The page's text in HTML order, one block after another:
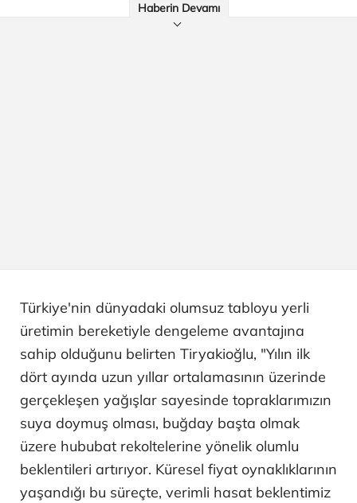
Haberin Devamı
Türkiye'nin dünyadaki olumsuz tabloyu yerli
üretimin bereketiyle dengeleme avantajına
sahip olduğunu belirten Tiryakioğlu, "Yılın ilk
dört ayında uzun yıllar ortalamasının üzerinde
gerçekleşen yağışlar sayesinde topraklarımızın
suya doymuş olması, buğday başta olmak
üzere hububat rekoltelerine yönelik olumlu
beklentileri artırıyor. Küresel fiyat oynaklıklarının
yaşandığı bu süreçte, verimli hasat beklentimiz